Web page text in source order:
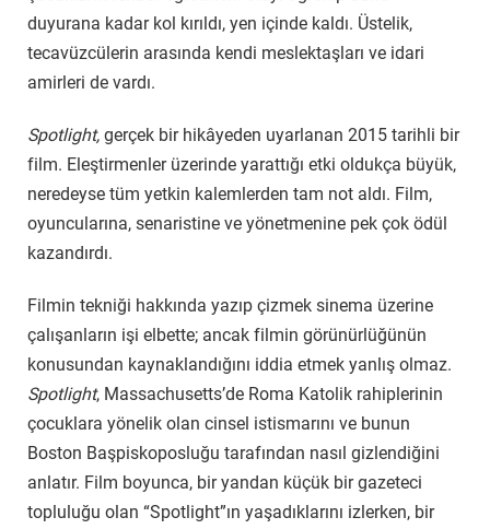
duyurana kadar kol kırıldı, yen içinde kaldı. Üstelik,
tecavüzcülerin arasında kendi meslektaşları ve idari
amirleri de vardı.
Spotlight, gerçek bir hikâyeden uyarlanan 2015 tarihli bir
film. Eleştirmenler üzerinde yarattığı etki oldukça büyük,
neredeyse tüm yetkin kalemlerden tam not aldı. Film,
oyuncularına, senaristine ve yönetmenine pek çok ödül
kazandırdı.
Filmin tekniği hakkında yazıp çizmek sinema üzerine
çalışanların işi elbette; ancak filmin görünürlüğünün
konusundan kaynaklandığını iddia etmek yanlış olmaz.
Spotlight, Massachusetts’de Roma Katolik rahiplerinin
çocuklara yönelik olan cinsel istismarını ve bunun
Boston Başpiskoposluğu tarafından nasıl gizlendiğini
anlatır. Film boyunca, bir yandan küçük bir gazeteci
topluluğu olan “Spotlight”ın yaşadıklarını izlerken, bir